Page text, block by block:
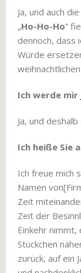
Ja, und auch
„Ho-Ho-Ho“
dennoch, dass
Würde
Ich werde mir
Ja, und
Ich heiße Sie
Ich freue mich
Namen
Zeit
Zeit der
Einkehr nimmt,
Stückchen
zurück, auf ein